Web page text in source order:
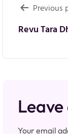
PostPrevious
Revu Tara
Your email